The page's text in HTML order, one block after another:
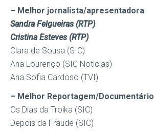
– Melhor jornalista/apresentadora
Sandra Felgueiras (RTP)
Cristina Esteves (RTP)
Clara de Sousa (SIC)
Ana Lourenço (SIC Noticias)
Ana Sofia Cardoso (TVI)
– Melhor Reportagem/Documentário
Os Dias da Troika (SIC)
Depois da Fraude (SIC)